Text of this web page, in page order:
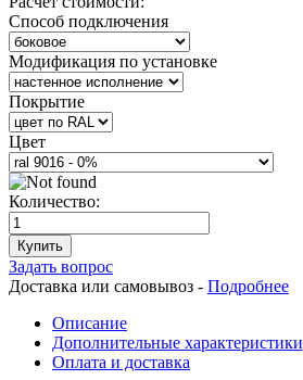
Способ подключения
Модификация по установке
Покрытие
Цвет
Количество:
Купить
Задать вопрос
Доставка или самовывоз - Подробнее
Описание
Дополнительные характеристики
Оплата и доставка